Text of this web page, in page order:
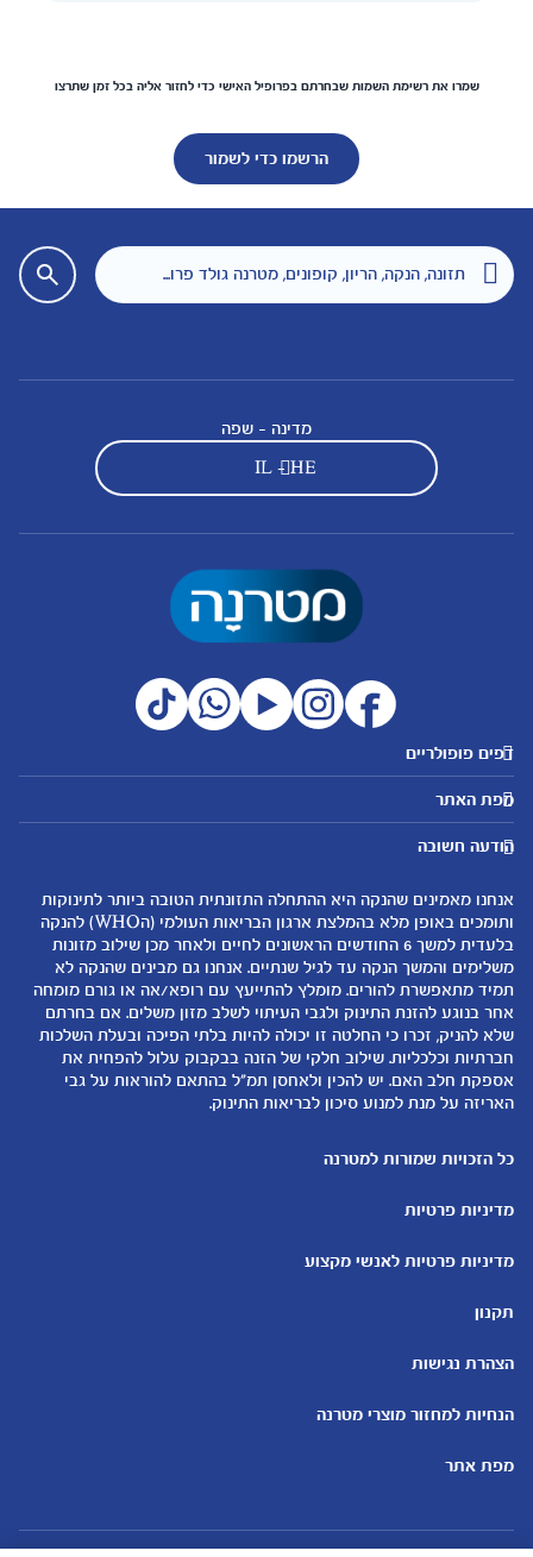
שמרו את רשימת השמות שבחרתם בפרופיל האישי כדי לחזור אליה בכל זמן שתרצו
הרשמו כדי לשמור
מדינה - שפה
IL - HE
דפים פופולריים
מטרנה לשירותכם
היועצות שלנו
שאלות נפוצות
אודות
لموقع متيرنا باللغة العربية
מועדון מטרנה
רכישת מוצרים
המוצרים שלנו
קופונים
מפת האתר
אבני דרך
לקראת הריון
0-6 חודשים
6-12 חודשים
12-24 חודשים
נושאים
שמות לתינוקות
התפתחות התינוק
תזונת תינוקות
טיפול בתינוק
הנקה
להיות הורים
מחשבון ביוץ
מחשבון שמות
מחשבון צבע עיניים
הודעה חשובה
אנחנו מאמינים שהנקה היא ההתחלה התזונתית הטובה ביותר לתינוקות
ותומכים באופן מלא בהמלצת ארגון הבריאות העולמי (הWHO) להנקה
בלעדית למשך 6 החודשים הראשונים לחיים ולאחר מכן שילוב מזונות
משלימים והמשך הנקה עד לגיל שנתיים. אנחנו גם מבינים שהנקה לא
תמיד מתאפשרת להורים. מומלץ להתייעץ עם רופא/אה או גורם מומחה
אחר בנוגע להזנת התינוק ולגבי העיתוי לשלב מזון משלים. אם בחרתם
שלא להניק, זכרו כי החלטה זו יכולה להיות בלתי הפיכה ובעלת השלכות
חברתיות וכלכליות. שילוב חלקי של הזנה בבקבוק עלול להפחית את
אספקת חלב האם. יש להכין ולאחסן תמ"ל בהתאם להוראות על גבי
האריזה על מנת למנוע סיכון לבריאות התינוק.
כל הזכויות שמורות למטרנה
מדיניות פרטיות
מדיניות פרטיות לאנשי מקצוע
תקנון
הצהרת נגישות
הנחיות למחזור מוצרי מטרנה
מפת אתר